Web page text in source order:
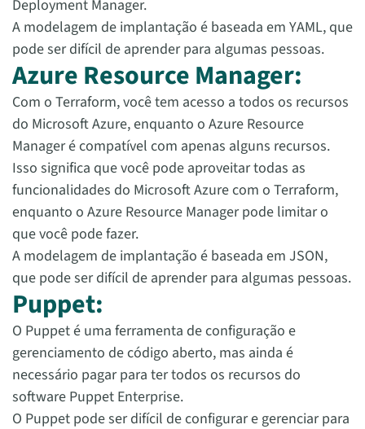
Deployment Manager.
A modelagem de implantação é baseada em YAML, que
pode ser difícil de aprender para algumas pessoas.
Azure Resource Manager:
Com o Terraform, você tem acesso a todos os recursos
do Microsoft Azure, enquanto o Azure Resource
Manager é compatível com apenas alguns recursos.
Isso significa que você pode aproveitar todas as
funcionalidades do Microsoft Azure com o Terraform,
enquanto o Azure Resource Manager pode limitar o
que você pode fazer.
A modelagem de implantação é baseada em JSON,
que pode ser difícil de aprender para algumas pessoas.
Puppet:
O Puppet é uma ferramenta de configuração e
gerenciamento de código aberto, mas ainda é
necessário pagar para ter todos os recursos do
software Puppet Enterprise.
O Puppet pode ser difícil de configurar e gerenciar para